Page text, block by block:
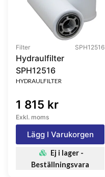
Filter SPH12516
Hydraulfilter
SPH12516
HYDRAULFILTER
1 815 kr
Exkl. moms
Lägg I Varukorgen
Ej i lager -
Beställningsvara